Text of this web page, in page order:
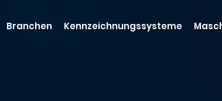
Branchen Kennzeichnungssysteme